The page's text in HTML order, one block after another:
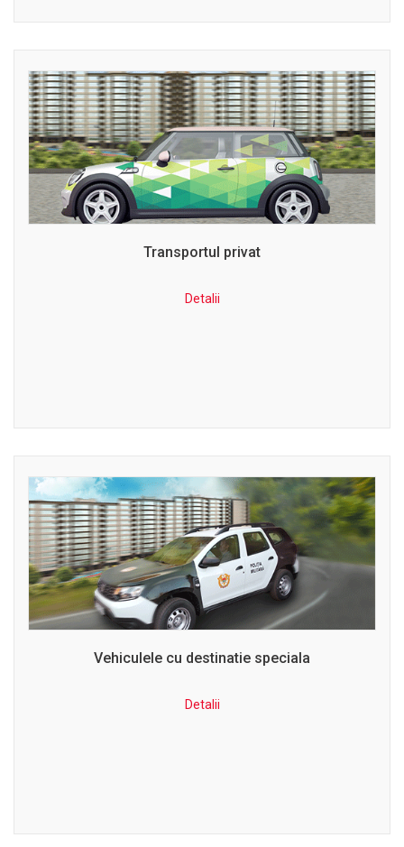
Transportul privat
Detalii
Vehiculele cu destinatie speciala
Detalii